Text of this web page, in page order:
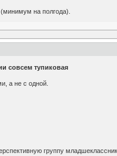
на полгода).
совсем тупиковая
а не с одной.
группу